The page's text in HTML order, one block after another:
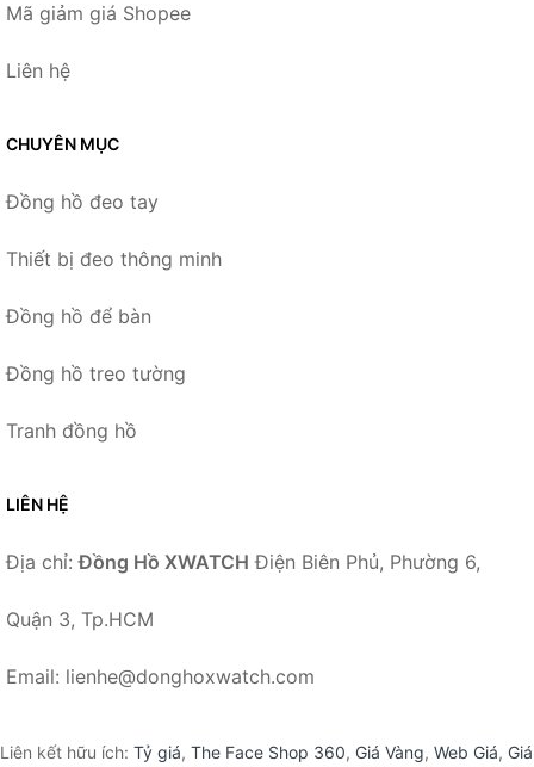
Mã giảm giá Shopee
Liên hệ
CHUYÊN MỤC
Đồng hồ đeo tay
Thiết bị đeo thông minh
Đồng hồ để bàn
Đồng hồ treo tường
Tranh đồng hồ
LIÊN HỆ
Địa chỉ:Đồng Hồ XWATCH Điện Biên Phủ, Phường 6,
Quận 3, Tp.HCM
Email: lienhe@donghoxwatch.com
Liên kết hữu ích: Tỷ giá, The Face Shop 360, Giá Vàng, Web Giá, Giá